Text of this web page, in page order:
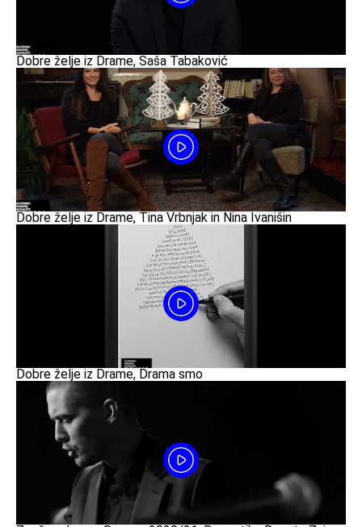
Dobre želje iz Drame, Saša Tabaković
Dobre želje iz Drame, Tina Vrbnjak in Nina Ivanišin
Dobre želje iz Drame, Drama smo